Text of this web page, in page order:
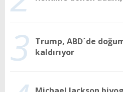
3 Trump, ABD´de
kaldırıyor